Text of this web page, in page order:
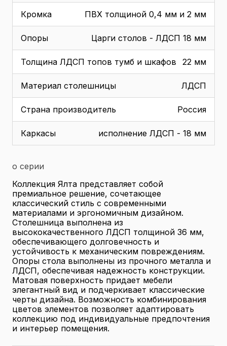
Кромка ПВХ толщиной 0,4 мм и 2 мм
Опоры Царги столов - ЛДСП 18 мм
Толщина ЛДСП топов тумб и шкафов 22 мм
Материал столешницы ЛДСП
Страна производитель Россия
Каркасы исполнение ЛДСП - 18 мм
о серии
Коллекция Ялта представляет собой
премиальное решение, сочетающее
классический стиль с современными
материалами и эргономичным дизайном.
Столешница выполнена из
высококачественного ЛДСП толщиной 36 мм,
обеспечивающего долговечность и
устойчивость к механическим повреждениям.
Опоры стола выполнены из прочного металла и
ЛДСП, обеспечивая надежность конструкции.
Матовая поверхность придает мебели
элегантный вид и подчеркивает классические
черты дизайна. Возможность комбинирования
цветов элементов позволяет адаптировать
коллекцию под индивидуальные предпочтения
и интерьер помещения.